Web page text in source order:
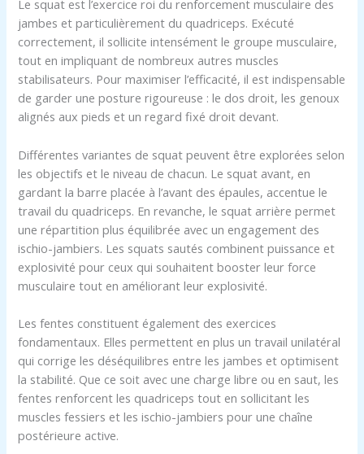
Le squat est l’exercice roi du renforcement musculaire des
jambes et particulièrement du quadriceps. Exécuté
correctement, il sollicite intensément le groupe musculaire,
tout en impliquant de nombreux autres muscles
stabilisateurs. Pour maximiser l’efficacité, il est indispensable
de garder une posture rigoureuse : le dos droit, les genoux
alignés aux pieds et un regard fixé droit devant.
Différentes variantes de squat peuvent être explorées selon
les objectifs et le niveau de chacun. Le squat avant, en
gardant la barre placée à l’avant des épaules, accentue le
travail du quadriceps. En revanche, le squat arrière permet
une répartition plus équilibrée avec un engagement des
ischio-jambiers. Les squats sautés combinent puissance et
explosivité pour ceux qui souhaitent booster leur force
musculaire tout en améliorant leur explosivité.
Les fentes constituent également des exercices
fondamentaux. Elles permettent en plus un travail unilatéral
qui corrige les déséquilibres entre les jambes et optimisent
la stabilité. Que ce soit avec une charge libre ou en saut, les
fentes renforcent les quadriceps tout en sollicitant les
muscles fessiers et les ischio-jambiers pour une chaîne
postérieure active.